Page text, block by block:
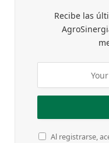
Recibe las
Al registrarse,